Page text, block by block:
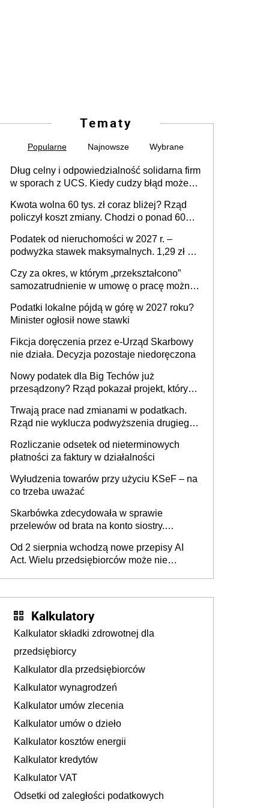
Tematy
Popularne Najnowsze Wybrane
Dług celny i odpowiedzialność solidarna firm
w sporach z UCS. Kiedy cudzy błąd może
Kwota wolna 60 tys. zł coraz bliżej? Rząd
policzył koszt zmiany. Chodzi o ponad 60
Podatek od nieruchomości w 2027 r. –
podwyżka stawek maksymalnych. 1,29 zł za
budynków i lokali związanych z
prowadzeniem działalności gospodarczej
Czy za okres, w którym „przekształcono”
samozatrudnienie w umowę o pracę można
umowy cywilnoprawnej jedynym
racjonalnym wyjściem
Podatki lokalne pójdą w górę w 2027 roku?
Minister ogłosił nowe stawki
Fikcja doręczenia przez e-Urząd Skarbowy
nie działa. Decyzja pozostaje niedoręczona
Nowy podatek dla Big Techów już
przesądzony? Rząd pokazał projekt, który
Trwają prace nad zmianami w podatkach.
Rząd nie wyklucza podwyższenia drugiego
Rozliczanie odsetek od nieterminowych
płatności za faktury w działalności
Wyłudzenia towarów przy użyciu KSeF – na
co trzeba uważać
Skarbówka zdecydowała w sprawie
przelewów od brata na konto siostry.
darowizna, ale podatku jednak nie będzie
Od 2 sierpnia wchodzą nowe przepisy AI
Act. Wielu przedsiębiorców może nie
Kalkulatory
Kalkulator składki zdrowotnej dla
przedsiębiorcy
Kalkulator dla przedsiębiorców
Kalkulator wynagrodzeń
Kalkulator umów zlecenia
Kalkulator umów o dzieło
Kalkulator kosztów energii
Kalkulator kredytów
Kalkulator VAT
Odsetki od zaległości podatkowych